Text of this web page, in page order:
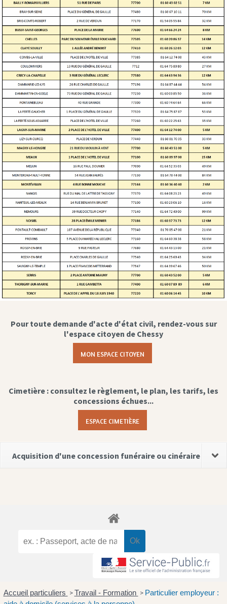
Pour toute demande d'acte d'état civil, rendez-vous sur
l'espace citoyen de Chessy
MON ESPACE CITOYEN
Cimetière : consultez le règlement, le plan, les tarifs, les
concessions échues...
ESPACE CIMETIÈRE
Acquisition d'une concession funéraire ou cinéraire
Accueil particuliers > Travail - Formation > Particulier employeur :